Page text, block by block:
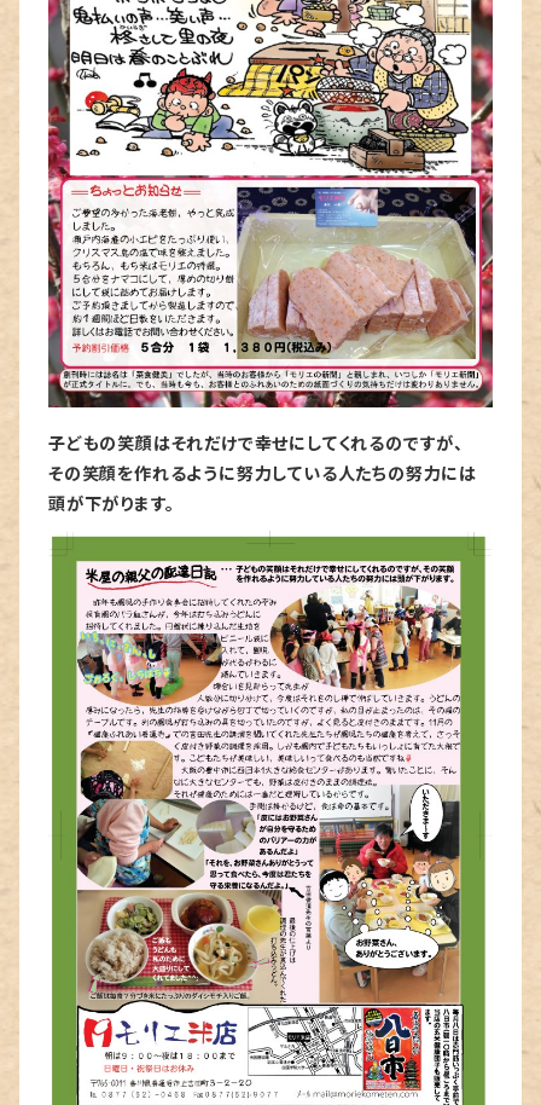
子どもの笑顔はそれだけで幸せにしてくれるのですが、
その笑顔を作れるように努力している人たちの努力には
頭が下がります。